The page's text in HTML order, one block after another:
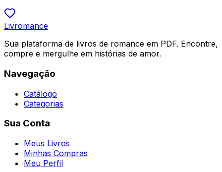
Livromance
Sua plataforma de livros de romance em PDF. Encontre,
compre e mergulhe em histórias de amor.
Navegação
Catálogo
Categorias
Sua Conta
Meus Livros
Minhas Compras
Meu Perfil